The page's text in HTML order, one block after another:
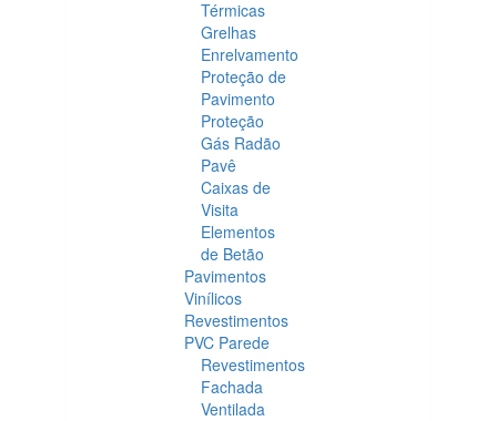
Térmicas
Grelhas
Enrelvamento
Proteção de
Pavimento
Proteção
Gás Radão
Pavê
Caixas de
Visita
Elementos
de Betão
Pavimentos
Vinílicos
Revestimentos
PVC Parede
Revestimentos
Fachada
Ventilada